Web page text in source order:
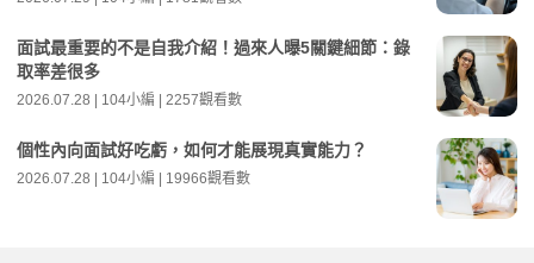
面試最重要的不是自我介紹！過來人曝5關鍵細節：錄
取率差很多
2026.07.28 | 104小編 | 2257觀看數
個性內向面試好吃虧，如何才能展現真實能力？
2026.07.28 | 104小編 | 19966觀看數